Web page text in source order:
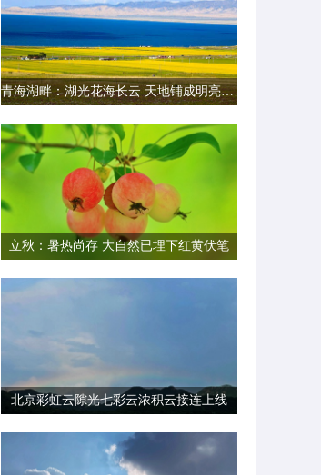
青海湖畔：湖光花海长云 天地铺成明亮画卷
立秋：暑热尚存 大自然已埋下红黄伏笔
北京彩虹云隙光七彩云浓积云接连上线